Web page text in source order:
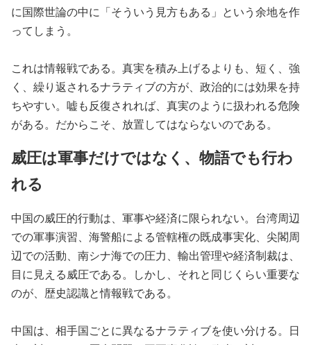
に国際世論の中に「そういう見方もある」という余地を作
ってしまう。
これは情報戦である。真実を積み上げるよりも、短く、強
く、繰り返されるナラティブの方が、政治的には効果を持
ちやすい。嘘も反復されれば、真実のように扱われる危険
がある。だからこそ、放置してはならないのである。
威圧は軍事だけではなく、物語でも行わ
れる
中国の威圧的行動は、軍事や経済に限られない。台湾周辺
での軍事演習、海警船による管轄権の既成事実化、尖閣周
辺での活動、南シナ海での圧力、輸出管理や経済制裁は、
目に見える威圧である。しかし、それと同じくらい重要な
のが、歴史認識と情報戦である。
中国は、相手国ごとに異なるナラティブを使い分ける。日